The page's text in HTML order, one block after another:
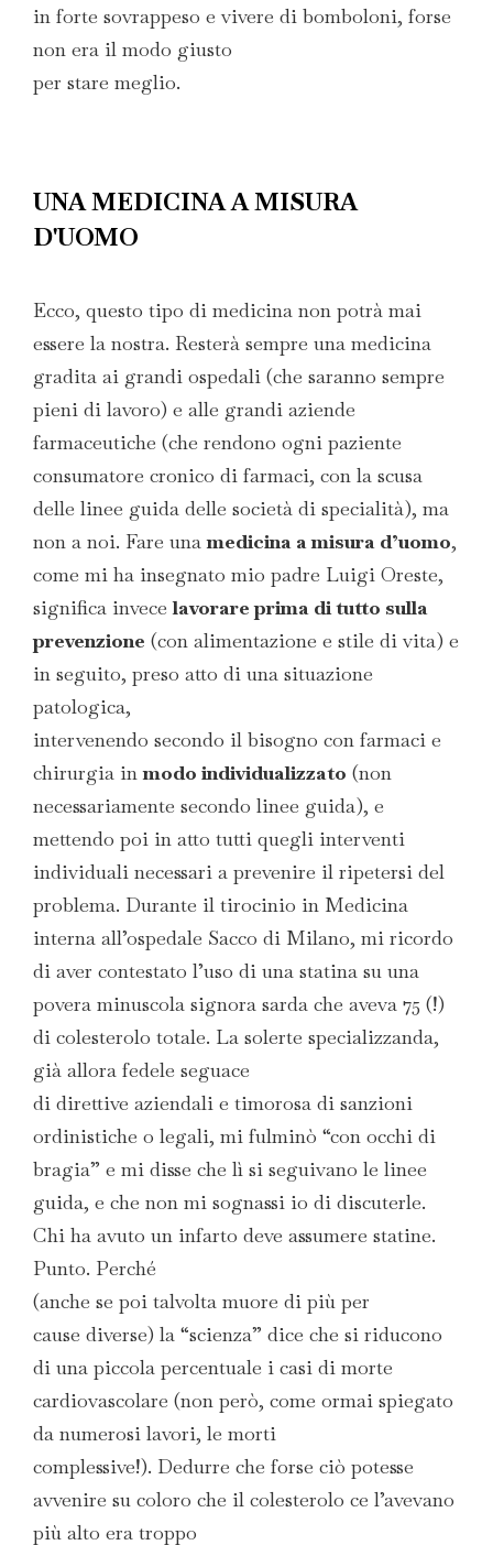
in forte sovrappeso e vivere di bomboloni, forse
non era il modo giusto
per stare meglio.
UNA MEDICINA A MISURA
D'UOMO
Ecco, questo tipo di medicina non potrà mai
essere la nostra. Resterà sempre una medicina
gradita ai grandi ospedali (che saranno sempre
pieni di lavoro) e alle grandi aziende
farmaceutiche (che rendono ogni paziente
consumatore cronico di farmaci, con la scusa
delle linee guida delle società di specialità), ma
non a noi. Fare unamedicina a misura d’uomo,
come mi ha insegnato mio padre Luigi Oreste,
significa invecelavorare prima di tutto sulla
prevenzione (con alimentazione e stile di vita) e
in seguito, preso atto di una situazione
patologica,
intervenendo secondo il bisogno con farmaci e
chirurgia inmodo individualizzato (non
necessariamente secondo linee guida), e
mettendo poi in atto tutti quegli interventi
individuali necessari a prevenire il ripetersi del
problema. Durante il tirocinio in Medicina
interna all’ospedale Sacco di Milano, mi ricordo
di aver contestato l’uso di una statina su una
povera minuscola signora sarda che aveva 75 (!)
di colesterolo totale. La solerte specializzanda,
già allora fedele seguace
di direttive aziendali e timorosa di sanzioni
ordinistiche o legali, mi fulminò “con occhi di
bragia” e mi disse che lì si seguivano le linee
guida, e che non mi sognassi io di discuterle.
Chi ha avuto un infarto deve assumere statine.
Punto. Perché
(anche se poi talvolta muore di più per
cause diverse) la “scienza” dice che si riducono
di una piccola percentuale i casi di morte
cardiovascolare (non però, come ormai spiegato
da numerosi lavori, le morti
complessive!). Dedurre che forse ciò potesse
avvenire su coloro che il colesterolo ce l’avevano
più alto era troppo